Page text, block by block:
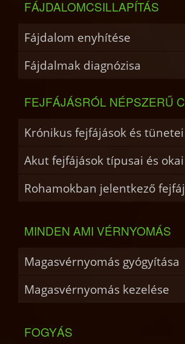
FÁJDALOMCSILLAPÍTÁS
Fájdalom enyhítése
Fájdalmak diagnózisa
FEJFÁJÁSRÓL NÉPSZERŰ
Krónikus fejfájások és tünetei
Akut fejfájások típusai és okai
Rohamokban jelentkező
MINDEN AMI VÉRNYOMÁS
Magasvérnyomás gyógyítása
Magasvérnyomás kezelése
FOGYÁS